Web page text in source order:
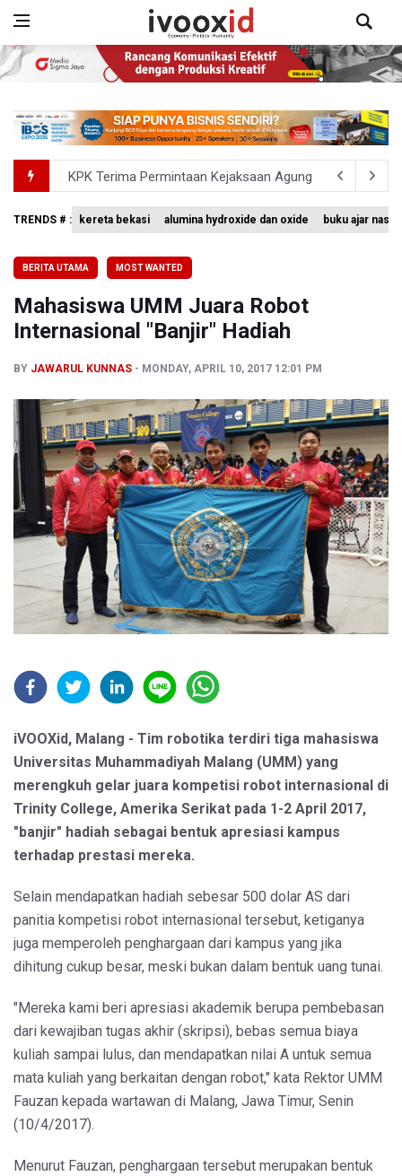
KPK Terima Permintaan Kejaksaan Agung Periksa
Kementerian ESDM Kaji Pengembangan PLTS
Penjelasan Kemenkes: Pasien BPJS Kesehatan Viral
Terkait Temuan 995 Pucuk Senjata, Yayasan Sekolah:
TRENDS # : kereta bekasi alumina hydroxide dan oxide buku ajar
BERITA UTAMA MOST WANTED
Mahasiswa UMM Juara Robot
Internasional "Banjir" Hadiah
BY JAWARUL KUNNAS MONDAY, APRIL 10, 2017 12:01 PM
iVOOXid, Malang - Tim robotika terdiri tiga mahasiswa
Universitas Muhammadiyah Malang (UMM) yang
merengkuh gelar juara kompetisi robot internasional di
Trinity College, Amerika Serikat pada 1-2 April 2017,
"banjir" hadiah sebagai bentuk apresiasi kampus
terhadap prestasi mereka.
Selain mendapatkan hadiah sebesar 500 dolar AS dari
panitia kompetisi robot internasional tersebut, ketiganya
juga memperoleh penghargaan dari kampus yang jika
dihitung cukup besar, meski bukan dalam bentuk uang tunai.
"Mereka kami beri apresiasi akademik berupa pembebasan
dari kewajiban tugas akhir (skripsi), bebas semua biaya
kuliah sampai lulus, dan mendapatkan nilai A untuk semua
mata kuliah yang berkaitan dengan robot," kata Rektor UMM
Fauzan kepada wartawan di Malang, Jawa Timur, Senin
(10/4/2017).
Menurut Fauzan, penghargaan tersebut merupakan bentuk